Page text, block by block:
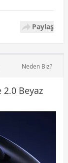
Paylaş
Neden Biz?
2.0 Beyaz